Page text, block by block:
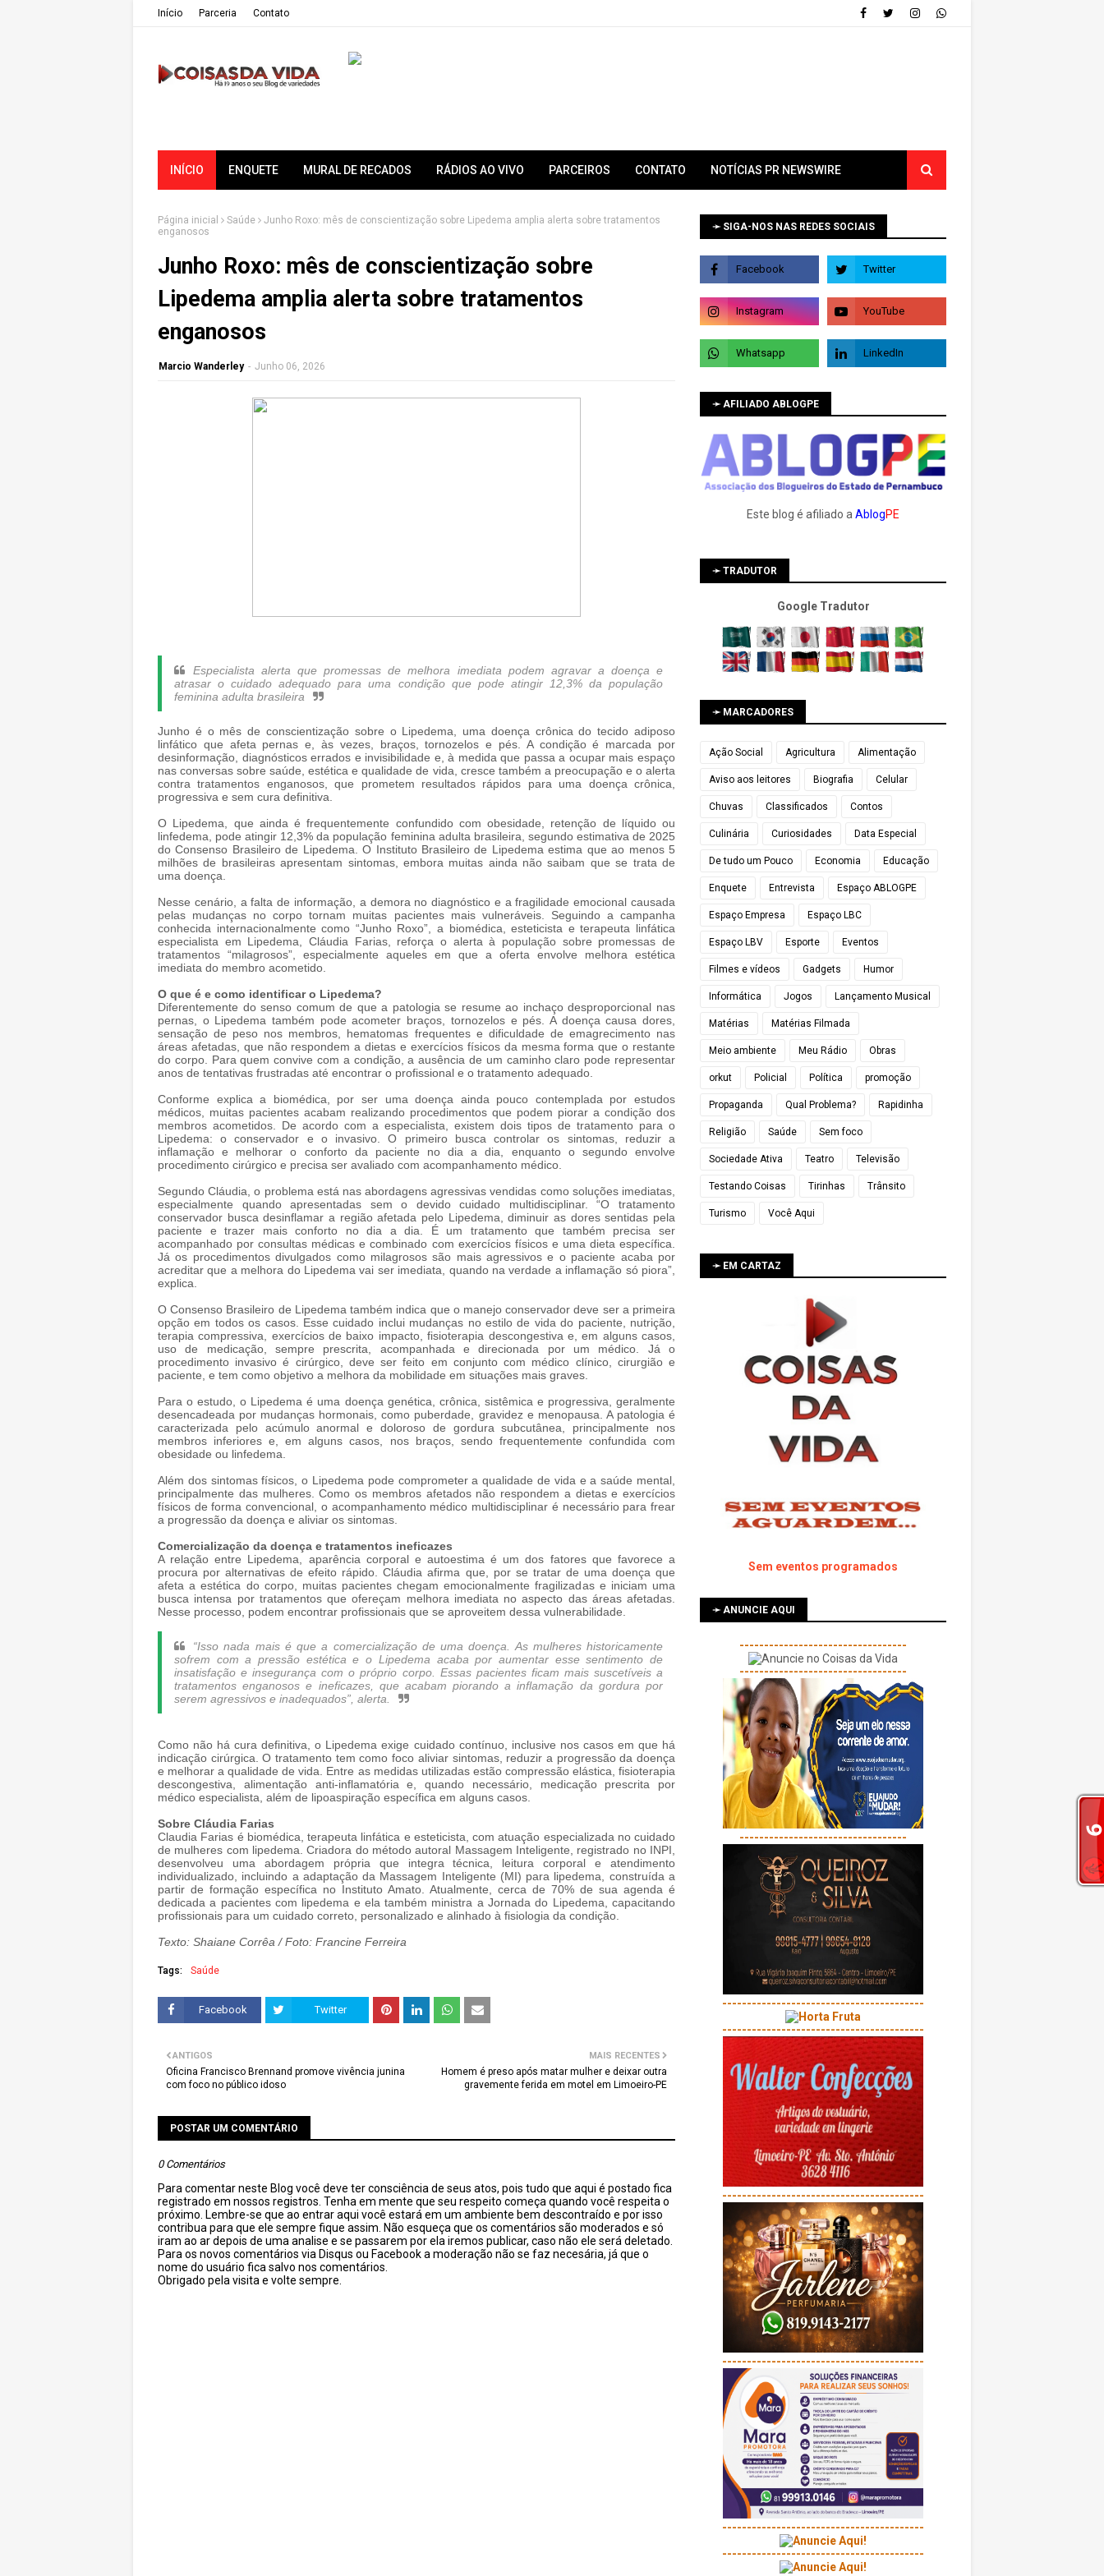
Iní­cio Parceria Contato
INÍCIO ENQUETE MURAL DE RECADOS RÁDIOS AO VIVO PARCEIROS CONTATO NOTÍCIAS PR NEWSWIRE
Página inicial Saúde
Junho Roxo: mês de conscientização sobre Lipedema amplia alerta sobre tratamentos
enganosos
Junho Roxo: mês de conscientização sobre
Lipedema amplia alerta sobre tratamentos
enganosos
Marcio Wanderley - Junho 06, 2026
Especialista alerta que promessas de melhora imediata podem agravar a doença e
atrasar o cuidado adequado para uma condição que pode atingir 12,3% da população
feminina adulta brasileira
Junho é o mês de conscientização sobre o Lipedema, uma doença crônica do tecido adiposo
linfático que afeta pernas e, às vezes, braços, tornozelos e pés. A condição é marcada por
desinformação, diagnósticos errados e invisibilidade e, à medida que passa a ocupar mais espaço
nas conversas sobre saúde, estética e qualidade de vida, cresce também a preocupação e o alerta
contra tratamentos enganosos, que prometem resultados rápidos para uma doença crônica,
progressiva e sem cura definitiva.
O Lipedema, que ainda é frequentemente confundido com obesidade, retenção de líquido ou
linfedema, pode atingir 12,3% da população feminina adulta brasileira, segundo estimativa de 2025
do Consenso Brasileiro de Lipedema. O Instituto Brasileiro de Lipedema estima que ao menos 5
milhões de brasileiras apresentam sintomas, embora muitas ainda não saibam que se trata de
uma doença.
Nesse cenário, a falta de informação, a demora no diagnóstico e a fragilidade emocional causada
pelas mudanças no corpo tornam muitas pacientes mais vulneráveis. Seguindo a campanha
conhecida internacionalmente como “Junho Roxo”, a biomédica, esteticista e terapeuta linfática
especialista em Lipedema, Cláudia Farias, reforça o alerta à população sobre promessas de
tratamentos “milagrosos”, especialmente aqueles em que a oferta envolve melhora estética
imediata do membro acometido.
O que é e como identificar o Lipedema?
Diferentemente do senso comum de que a patologia se resume ao inchaço desproporcional nas
pernas, o Lipedema também pode acometer braços, tornozelos e pés. A doença causa dores,
sensação de peso nos membros, hematomas frequentes e dificuldade de emagrecimento nas
áreas afetadas, que não respondem a dietas e exercícios físicos da mesma forma que o restante
do corpo. Para quem convive com a condição, a ausência de um caminho claro pode representar
anos de tentativas frustradas até encontrar o profissional e o tratamento adequado.
Conforme explica a biomédica, por ser uma doença ainda pouco contemplada por estudos
médicos, muitas pacientes acabam realizando procedimentos que podem piorar a condição dos
membros acometidos. De acordo com a especialista, existem dois tipos de tratamento para o
Lipedema: o conservador e o invasivo. O primeiro busca controlar os sintomas, reduzir a
inflamação e melhorar o conforto da paciente no dia a dia, enquanto o segundo envolve
procedimento cirúrgico e precisa ser avaliado com acompanhamento médico.
Segundo Cláudia, o problema está nas abordagens agressivas vendidas como soluções imediatas,
especialmente quando apresentadas sem o devido cuidado multidisciplinar. “O tratamento
conservador busca desinflamar a região afetada pelo Lipedema, diminuir as dores sentidas pela
paciente e trazer mais conforto no dia a dia. É um tratamento que também precisa ser
acompanhado por consultas médicas e combinado com exercícios físicos e uma dieta específica.
Já os procedimentos divulgados como milagrosos são mais agressivos e o paciente acaba por
acreditar que a melhora do Lipedema vai ser imediata, quando na verdade a inflamação só piora”,
explica.
O Consenso Brasileiro de Lipedema também indica que o manejo conservador deve ser a primeira
opção em todos os casos. Esse cuidado inclui mudanças no estilo de vida do paciente, nutrição,
terapia compressiva, exercícios de baixo impacto, fisioterapia descongestiva e, em alguns casos,
uso de medicação, sempre prescrita, acompanhada e direcionada por um médico. Já o
procedimento invasivo é cirúrgico, deve ser feito em conjunto com médico clínico, cirurgião e
paciente, e tem como objetivo a melhora da mobilidade em situações mais graves.
Para o estudo, o Lipedema é uma doença genética, crônica, sistêmica e progressiva, geralmente
desencadeada por mudanças hormonais, como puberdade, gravidez e menopausa. A patologia é
caracterizada pelo acúmulo anormal e doloroso de gordura subcutânea, principalmente nos
membros inferiores e, em alguns casos, nos braços, sendo frequentemente confundida com
obesidade ou linfedema.
Além dos sintomas físicos, o Lipedema pode comprometer a qualidade de vida e a saúde mental,
principalmente das mulheres. Como os membros afetados não respondem a dietas e exercícios
físicos de forma convencional, o acompanhamento médico multidisciplinar é necessário para frear
a progressão da doença e aliviar os sintomas.
Comercialização da doença e tratamentos ineficazes
A relação entre Lipedema, aparência corporal e autoestima é um dos fatores que favorece a
procura por alternativas de efeito rápido. Cláudia afirma que, por se tratar de uma doença que
afeta a estética do corpo, muitas pacientes chegam emocionalmente fragilizadas e iniciam uma
busca intensa por tratamentos que ofereçam melhora imediata no aspecto das áreas afetadas.
Nesse processo, podem encontrar profissionais que se aproveitem dessa vulnerabilidade.
“Isso nada mais é que a comercialização de uma doença. As mulheres historicamente
sofrem com a pressão estética e o Lipedema acaba por aumentar esse sentimento de
insatisfação e insegurança com o próprio corpo. Essas pacientes ficam mais suscetíveis a
tratamentos enganosos e ineficazes, que acabam piorando a inflamação da gordura por
serem agressivos e inadequados”, alerta.
Como não há cura definitiva, o Lipedema exige cuidado contínuo, inclusive nos casos em que há
indicação cirúrgica. O tratamento tem como foco aliviar sintomas, reduzir a progressão da doença
e melhorar a qualidade de vida. Entre as medidas utilizadas estão compressão elástica, fisioterapia
descongestiva, alimentação anti-inflamatória e, quando necessário, medicação prescrita por
médico especialista, além de lipoaspiração específica em alguns casos.
Sobre Cláudia Farias
Claudia Farias é biomédica, terapeuta linfática e esteticista, com atuação especializada no cuidado
de mulheres com lipedema. Criadora do método autoral Massagem Inteligente, registrado no INPI,
desenvolveu uma abordagem própria que integra técnica, leitura corporal e atendimento
individualizado, incluindo a adaptação da Massagem Inteligente (MI) para lipedema, construída a
partir de formação específica no Instituto Amato. Atualmente, cerca de 70% de sua agenda é
dedicada a pacientes com lipedema e ela também ministra a Jornada do Lipedema, capacitando
profissionais para um cuidado correto, personalizado e alinhado à fisiologia da condição.
Texto: Shaiane Corrêa / Foto: Francine Ferreira
Tags: Saúde
Facebook Twitter
MAIS RECENTES
Homem é preso após matar mulher e deixar outra
gravemente ferida em motel em Limoeiro-PE
ANTIGOS
Oficina Francisco Brennand promove vivência junina
com foco no público idoso
POSTAR UM COMENTÁRIO
0 Comentários
Para comentar neste Blog você deve ter consciência de seus atos, pois tudo que aqui é postado fica
registrado em nossos registros. Tenha em mente que seu respeito começa quando você respeita o
próximo. Lembre-se que ao entrar aqui você estará em um ambiente bem descontraído e por isso
contribua para que ele sempre fique assim. Não esqueça que os comentários são moderados e só
iram ao ar depois de uma analise e se passarem por ela iremos publicar, caso não ele será deletado.
Para os novos comentários via Disqus ou Facebook a moderação não se faz necesária, já que o
nome do usuário fica salvo nos comentários.
Obrigado pela visita e volte sempre.
➛ SIGA-NOS NAS REDES SOCIAIS
➛ AFILIADO ABLOGPE
Este blog é afiliado a AblogPE
➛ TRADUTOR
Google Tradutor
➛ MARCADORES
Ação Social Agricultura Alimentação
Aviso aos leitores Biografia Celular
Chuvas Classificados Contos
Culinária Curiosidades Data Especial
De tudo um Pouco Economia Educação
Enquete Entrevista Espaço ABLOGPE
Espaço Empresa Espaço LBC
Espaço LBV Esporte Eventos
Filmes e vídeos Gadgets Humor
Informática Jogos Lançamento Musical
Matérias Matérias Filmada
Meio ambiente Meu Rádio Obras
orkut Policial Política promoção
Propaganda Qual Problema? Rapidinha
Religião Saúde Sem foco
Sociedade Ativa Teatro Televisão
Testando Coisas Tirinhas Trânsito
Turismo Você Aqui
➛ EM CARTAZ
Sem eventos programados
➛ ANUNCIE AQUI
----------------------------------
----------------------------------
----------------------------------
-----------------------------------------
-----------------------------------------
-----------------------------------------
-----------------------------------------
-----------------------------------------
-----------------------------------------